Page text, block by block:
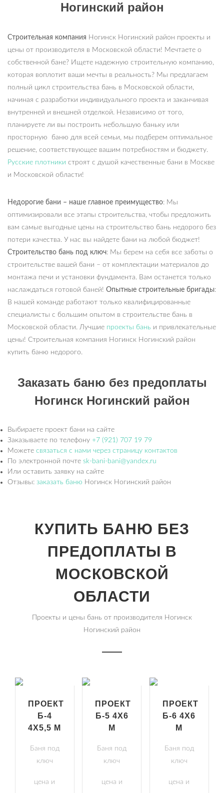
Ногинский район
Строительная компания Ногинск Ногинский район проекты и
цены от производителя в Московской области! Мечтаете о
собственной бане? Ищете надежную строительную компанию,
которая воплотит ваши мечты в реальность? Мы предлагаем
полный цикл строительства бань в Московской области,
начиная с разработки индивидуального проекта и заканчивая
внутренней и внешней отделкой. Независимо от того,
планируете ли вы построить небольшую баньку или
просторную баню для всей семьи, мы подберем оптимальное
решение, соответствующее вашим потребностям и бюджету.
Русские плотники строят с душой качественные бани в Москве
и Московской области!
Недорогие бани – наше главное преимущество: Мы
оптимизировали все этапы строительства, чтобы предложить
вам самые выгодные цены на строительство бань недорого без
потери качества. У нас вы найдете бани на любой бюджет!
Строительство бань под ключ: Мы берем на себя все заботы о
строительстве вашей бани – от комплектации материалов до
монтажа печи и установки фундамента. Вам останется только
наслаждаться готовой баней! Опытные строительные бригады:
В нашей команде работают только квалифицированные
специалисты с большим опытом в строительстве бань в
Московской области. Лучшие проекты бань и привлекательные
цены! Строительная компания Ногинск Ногинский район
купить баню недорого.
Заказать баню без предоплаты
Ногинск Ногинский район
Выбираете проект бани на сайте
Заказываете по телефону +7 (921) 707 19 79
Можете связаться с нами через страницу контактов
По электронной почте sk-bani-bani@yandex.ru
Или оставить заявку на сайте
Отзывы: заказать баню Ногинск Ногинский район
КУПИТЬ БАНЮ БЕЗ
ПРЕДОПЛАТЫ В
МОСКОВСКОЙ
ОБЛАСТИ
Проекты и цены бань от производителя Ногинск
Ногинский район
ПРОЕКТ
Б-4
4Х5,5 М
Баня под
ключ
цена и
ПРОЕКТ
Б-5 4Х6
М
Баня под
ключ
цена и
ПРОЕКТ
Б-6 4Х6
М
Баня под
ключ
цена и